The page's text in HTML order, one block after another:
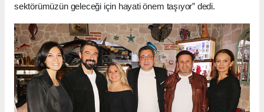
sektörümüzün geleceği için hayati önem taşıyor” dedi.